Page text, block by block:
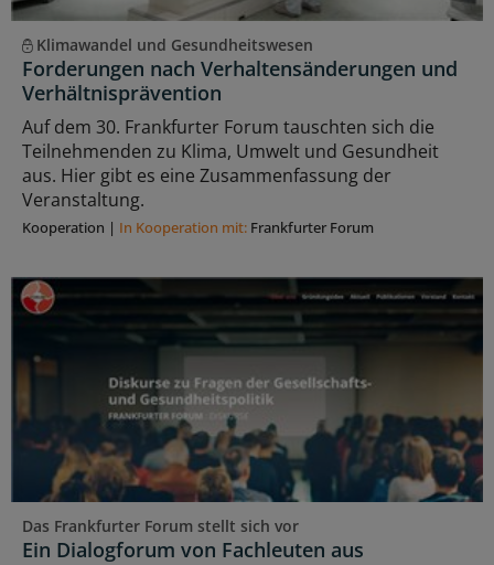
Klimawandel und Gesundheitswesen
Forderungen nach Verhaltensänderungen und
Verhältnisprävention
Auf dem 30. Frankfurter Forum tauschten sich die
Teilnehmenden zu Klima, Umwelt und Gesundheit
aus. Hier gibt es eine Zusammenfassung der
Veranstaltung.
Kooperation | In Kooperation mit: Frankfurter Forum
Das Frankfurter Forum stellt sich vor
Ein Dialogforum von Fachleuten aus